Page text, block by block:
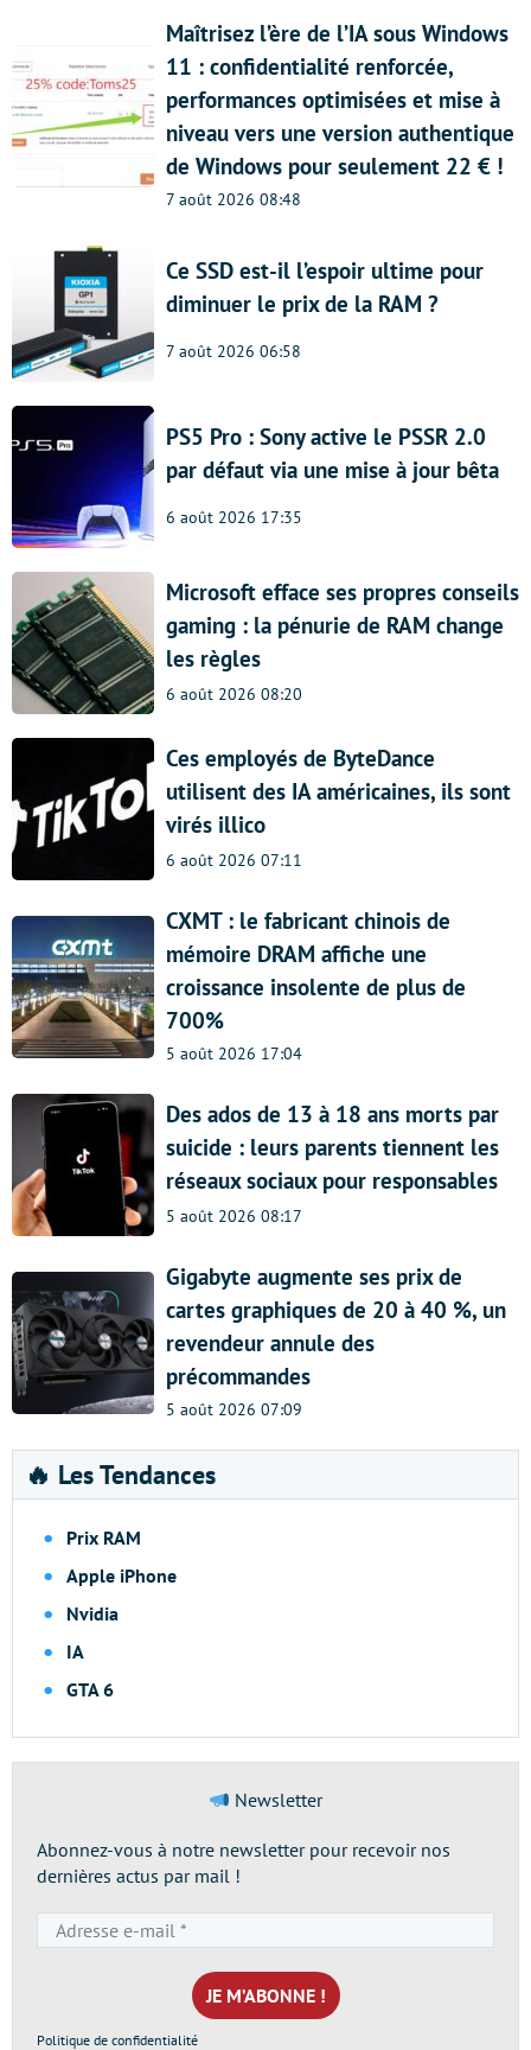
Maîtrisez l’ère de l’IA sous Windows
11 : confidentialité renforcée,
performances optimisées et mise à
niveau vers une version authentique
de Windows pour seulement 22 € !
7 août 2026 08:48
Ce SSD est-il l’espoir ultime pour
diminuer le prix de la RAM ?
7 août 2026 06:58
PS5 Pro : Sony active le PSSR 2.0
par défaut via une mise à jour bêta
6 août 2026 17:35
Microsoft efface ses propres conseils
gaming : la pénurie de RAM change
les règles
6 août 2026 08:20
Ces employés de ByteDance
utilisent des IA américaines, ils sont
virés illico
6 août 2026 07:11
CXMT : le fabricant chinois de
mémoire DRAM affiche une
croissance insolente de plus de
700%
5 août 2026 17:04
Des ados de 13 à 18 ans morts par
suicide : leurs parents tiennent les
réseaux sociaux pour responsables
5 août 2026 08:17
Gigabyte augmente ses prix de
cartes graphiques de 20 à 40 %, un
revendeur annule des
précommandes
5 août 2026 07:09
🔥 Les Tendances
Prix RAM
Apple iPhone
Nvidia
IA
GTA 6
Newsletter
Abonnez-vous à notre newsletter pour recevoir nos
dernières actus par mail !
e-
mail
*
Politique de confidentialité